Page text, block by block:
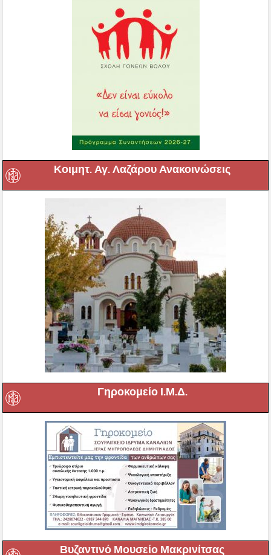
Κοιμητ. Αγ. Λαζάρου Ανακοινώσεις
Γηροκομείο Ι.Μ.Δ.
Βυζαντινό Μουσείο Μακρινίτσας